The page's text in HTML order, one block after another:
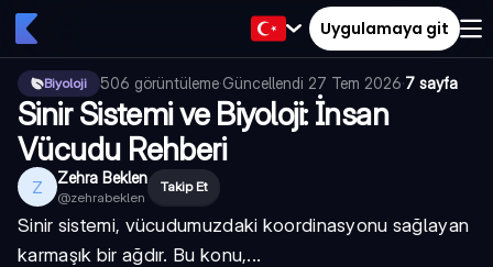
Uygulamaya git
Biyoloji 506 görüntüleme·Güncellendi 27 Tem 2026·7 sayfa
Sinir Sistemi ve Biyoloji: İnsan
Vücudu Rehberi
Z Zehra Beklen
@zehrabeklen
Takip Et
Sinir sistemi, vücudumuzdaki koordinasyonu sağlayan
karmaşık bir ağdır. Bu konu,...